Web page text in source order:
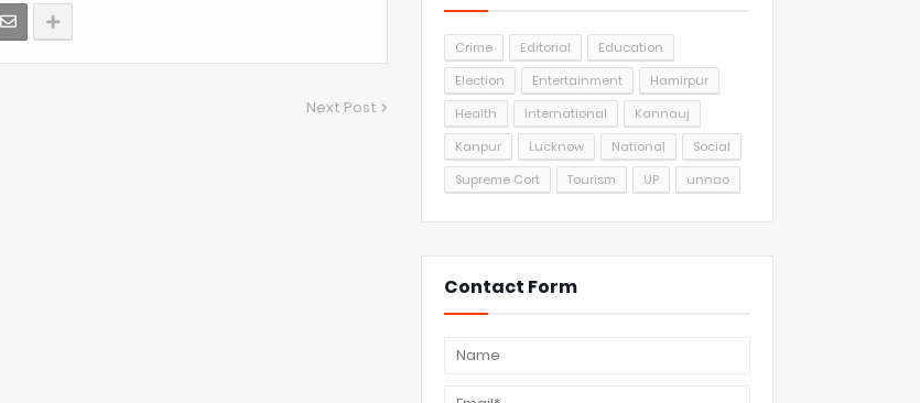
Next Post
Crime Editorial
Education
Election
Entertainment
Hamirpur
Health
International
Kannauj
Kanpur
Lucknow National
Social
Supreme Cort
Tourism UP unnao
Contact Form